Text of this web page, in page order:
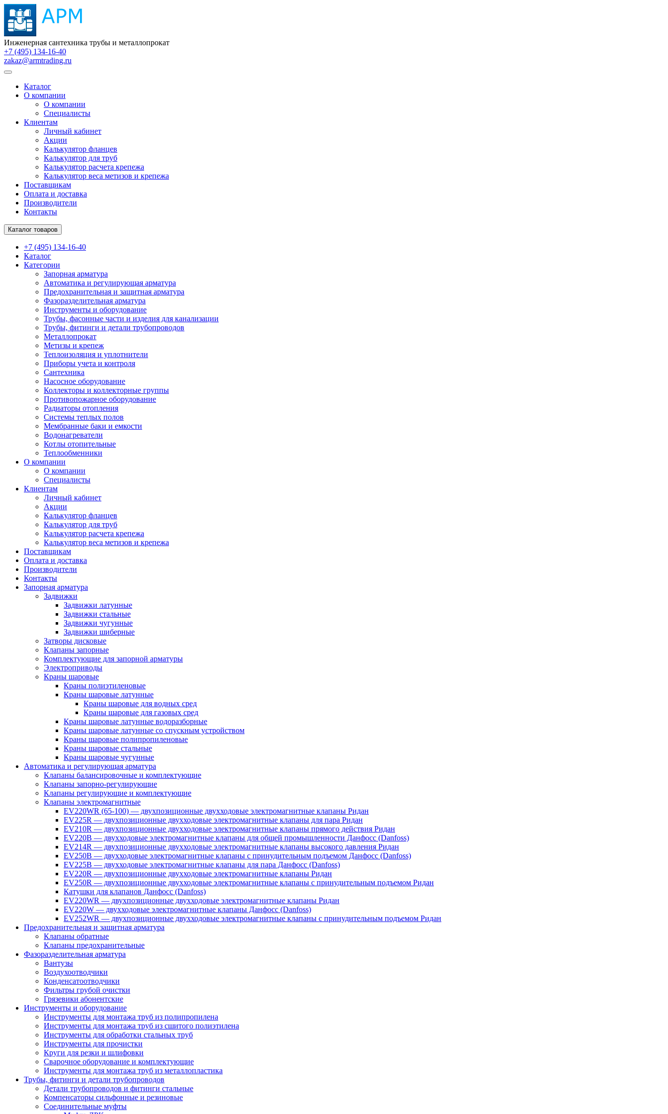
Инженерная сантехника трубы и металлопрокат
+7 (495) 134-16-40
zakaz@armtrading.ru
Каталог
О компании
О компании
Специалисты
Клиентам
Личный кабинет
Акции
Калькулятор фланцев
Калькулятор для труб
Калькулятор расчета крепежа
Калькулятор веса метизов и крепежа
Поставщикам
Оплата и доставка
Производители
Контакты
Каталог товаров
+7 (495) 134-16-40
Каталог
Категории
Запорная арматура
Автоматика и регулирующая арматура
Предохранительная и защитная арматура
Фазоразделительная арматура
Инструменты и оборудование
Трубы, фасонные части и изделия для канализации
Трубы, фитинги и детали трубопроводов
Металлопрокат
Метизы и крепеж
Теплоизоляция и уплотнители
Приборы учета и контроля
Сантехника
Насосное оборудование
Коллекторы и коллекторные группы
Противопожарное оборудование
Радиаторы отопления
Системы теплых полов
Мембранные баки и емкости
Водонагреватели
Котлы отопительные
Теплообменники
О компании
О компании
Специалисты
Клиентам
Личный кабинет
Акции
Калькулятор фланцев
Калькулятор для труб
Калькулятор расчета крепежа
Калькулятор веса метизов и крепежа
Поставщикам
Оплата и доставка
Производители
Контакты
Запорная арматура
Задвижки
Задвижки латунные
Задвижки стальные
Задвижки чугунные
Задвижки шиберные
Затворы дисковые
Клапаны запорные
Комплектующие для запорной арматуры
Электроприводы
Краны шаровые
Краны полиэтиленовые
Краны шаровые латунные
Краны шаровые для водных сред
Краны шаровые для газовых сред
Краны шаровые латунные водоразборные
Краны шаровые латунные со спускным устройством
Краны шаровые полипропиленовые
Краны шаровые стальные
Краны шаровые чугунные
Автоматика и регулирующая арматура
Клапаны балансировочные и комплектующие
Клапаны запорно-регулирующие
Клапаны регулирующие и комплектующие
Клапаны электромагнитные
EV220WR (65-100) — двухпозиционные двухходовые электромагнитные клапаны Ридан
EV225R — двухпозиционные двухходовые электромагнитные клапаны для пара Ридан
EV210R — двухпозиционные двухходовые электромагнитные клапаны прямого действия Ридан
EV220B — двухходовые электромагнитные клапаны для общей промышленности Данфосс (Danfoss)
EV214R — двухпозиционные двухходовые электромагнитные клапаны высокого давления Ридан
EV250B — двухходовые электромагнитные клапаны с принудительным подъемом Данфосс (Danfoss)
EV225B — двухходовые электромагнитные клапаны для пара Данфосс (Danfoss)
EV220R — двухпозиционные двухходовые электромагнитные клапаны Ридан
EV250R — двухпозиционные двухходовые электромагнитные клапаны с принудительным подъемом Ридан
Катушки для клапанов Данфосс (Danfoss)
EV220WR — двухпозиционные двухходовые электромагнитные клапаны Ридан
EV220W — двухходовые электромагнитные клапаны Данфосс (Danfoss)
EV252WR — двухпозиционные двухходовые электромагнитные клапаны с принудительным подъемом Ридан
Предохранительная и защитная арматура
Клапаны обратные
Клапаны предохранительные
Фазоразделительная арматура
Вантузы
Воздухоотводчики
Конденсатоотводчики
Фильтры грубой очистки
Грязевики абонентские
Инструменты и оборудование
Инструменты для монтажа труб из полипропилена
Инструменты для монтажа труб из сшитого полиэтилена
Инструменты для обработки стальных труб
Инструменты для прочистки
Круги для резки и шлифовки
Сварочное оборудование и комплектующие
Инструменты для монтажа труб из металлопластика
Трубы, фитинги и детали трубопроводов
Детали трубопроводов и фитинги стальные
Компенсаторы сильфонные и резиновые
Соединительные муфты